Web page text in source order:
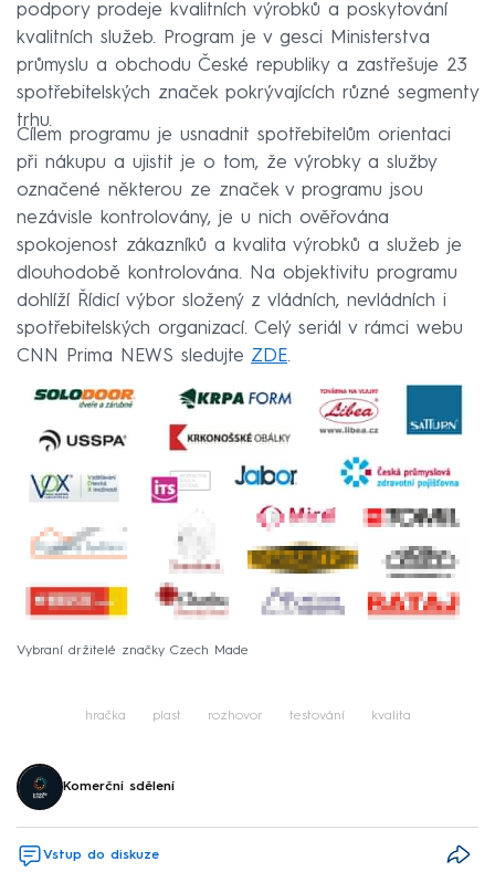
podpory prodeje kvalitních výrobků a poskytování
kvalitních služeb. Program je v gesci Ministerstva
průmyslu a obchodu České republiky a zastřešuje 23
spotřebitelských značek pokrývajících různé segmenty
trhu.
Cílem programu je usnadnit spotřebitelům orientaci
při nákupu a ujistit je o tom, že výrobky a služby
označené některou ze značek v programu jsou
nezávisle kontrolovány, je u nich ověřována
spokojenost zákazníků a kvalita výrobků a služeb je
dlouhodobě kontrolována. Na objektivitu programu
dohlíží Řídicí výbor složený z vládních, nevládních i
spotřebitelských organizací. Celý seriál v rámci webu
CNN Prima NEWS sledujte ZDE.
Vybraní držitelé značky Czech Made
hračka plast rozhovor testování kvalita
Komerční sdělení
Vstup do diskuze